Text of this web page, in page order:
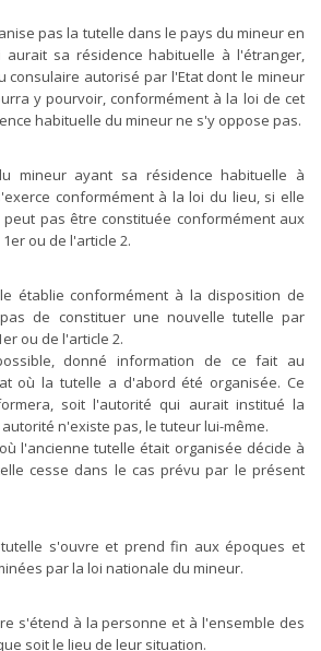
pas la tutelle dans le pays du mineur en
aurait sa résidence habituelle à l'étranger,
consulaire autorisé par l'Etat dont le mineur
y pourvoir, conformément à la loi de cet
habituelle du mineur ne s'y oppose pas.
mineur ayant sa résidence habituelle à
conformément à la loi du lieu, si elle
pas être constituée conformément aux
ou de l'article 2.
établie conformément à la disposition de
de constituer une nouvelle tutelle par
ou de l'article 2.
donné information de ce fait au
où la tutelle a d'abord été organisée. Ce
soit l'autorité qui aurait institué la
n'existe pas, le tuteur lui-même.
l'ancienne tutelle était organisée décide à
cesse dans le cas prévu par le présent
s'ouvre et prend fin aux époques et
par la loi nationale du mineur.
s'étend à la personne et à l'ensemble des
soit le lieu de leur situation.